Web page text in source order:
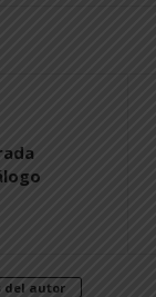
del autor